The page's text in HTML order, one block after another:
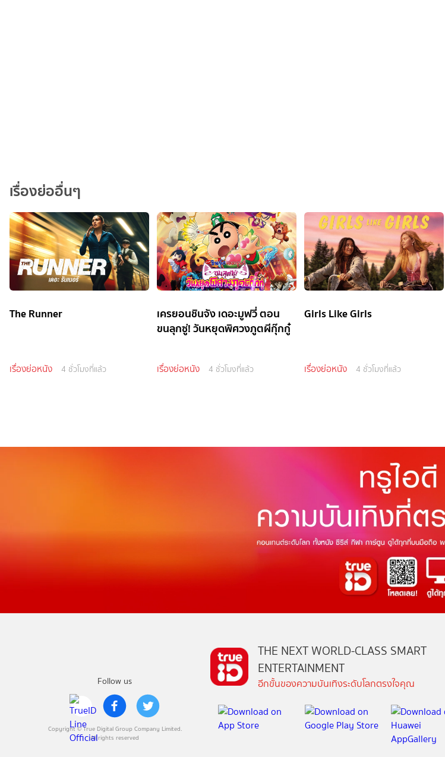
เรื่องย่ออื่นๆ
The Runner
เรื่องย่อหนัง 4 ชั่วโมงที่แล้ว
เครยอนชินจัง เดอะมูฟวี่ ตอน
ขนลุกซู่! วันหยุดพิศวงภูตผีกุ๊กกู๋
เรื่องย่อหนัง 4 ชั่วโมงที่แล้ว
Girls Like Girls
เรื่องย่อหนัง 4 ชั่วโมงที่แล้ว
Follow us
Copyright © True Digital Group Company Limited.
All rights reserved
THE NEXT WORLD-CLASS SMART
ENTERTAINMENT
อีกขั้นของความบันเทิงระดับโลกตรงใจคุณ